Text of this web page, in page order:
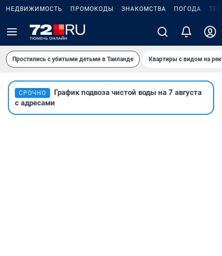
НЕДВИЖИМОСТЬ ПРОМОКОДЫ ЗНАКОМСТВА ПОГОДА
Простились с убитыми детьми в Таиланде Квартиры с видом на
СРОЧНО
График подвоза чистой воды на 7 августа
с адресами